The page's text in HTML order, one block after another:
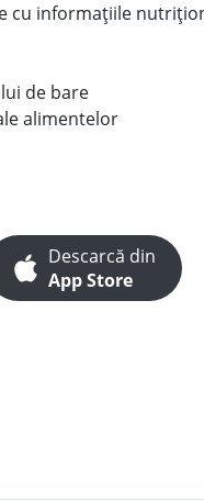
cu informațiile
de bare
alimentelor
Descarcă din
App Store